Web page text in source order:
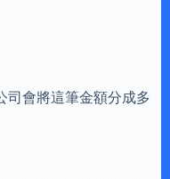
司會將這筆金額分成多